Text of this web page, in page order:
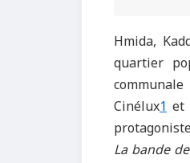
Hmida,
quartier
Cinélux1 et
La bande